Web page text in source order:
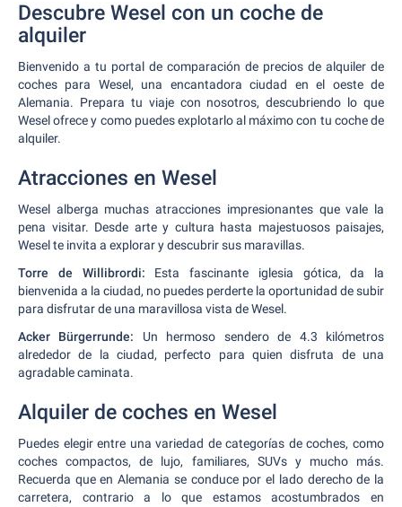
Descubre Wesel con un coche de
alquiler
Bienvenido a tu portal de comparación de precios de alquiler de
coches para Wesel, una encantadora ciudad en el oeste de
Alemania. Prepara tu viaje con nosotros, descubriendo lo que
Wesel ofrece y como puedes explotarlo al máximo con tu coche de
alquiler.
Atracciones en Wesel
Wesel alberga muchas atracciones impresionantes que vale la
pena visitar. Desde arte y cultura hasta majestuosos paisajes,
Wesel te invita a explorar y descubrir sus maravillas.
Torre de Willibrordi: Esta fascinante iglesia gótica, da la
bienvenida a la ciudad, no puedes perderte la oportunidad de subir
para disfrutar de una maravillosa vista de Wesel.
Acker Bürgerrunde: Un hermoso sendero de 4.3 kilómetros
alrededor de la ciudad, perfecto para quien disfruta de una
agradable caminata.
Alquiler de coches en Wesel
Puedes elegir entre una variedad de categorías de coches, como
coches compactos, de lujo, familiares, SUVs y mucho más.
Recuerda que en Alemania se conduce por el lado derecho de la
carretera, contrario a lo que estamos acostumbrados en